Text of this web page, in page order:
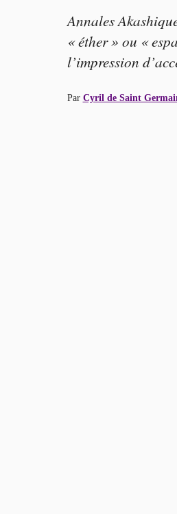
Annales
« éther » ou «
l’impression
Par Cyril de Saint